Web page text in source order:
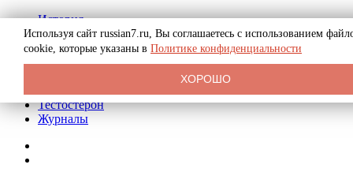
История
Биография
Криминал
Реклама на сайте
Тестостерон
Журналы
Используя сайт russian7.ru, Вы соглашаетесь с использованием
cookie, которые указаны в Политике конфиденциальности
ХОРОШО